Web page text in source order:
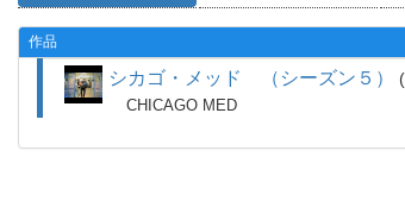
作品
シカゴ・メッド （シーズン５）
CHICAGO MED